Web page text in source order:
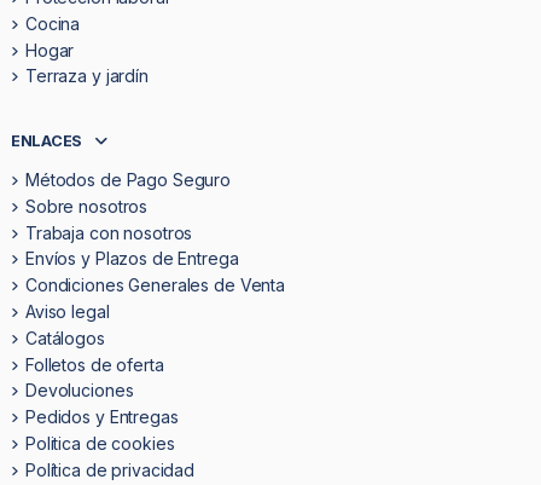
Cocina
Hogar
Terraza y jardín
ENLACES
Métodos de Pago Seguro
Sobre nosotros
Trabaja con nosotros
Envíos y Plazos de Entrega
Condiciones Generales de Venta
Aviso legal
Catálogos
Folletos de oferta
Devoluciones
Pedidos y Entregas
Politica de cookies
Política de privacidad